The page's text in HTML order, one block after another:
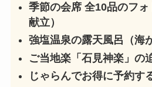
季節の会席 全10品のフ
献立）
強塩温泉の露天風呂（海
ご当地楽「石見神楽」の
じゃらんでお得に予約す